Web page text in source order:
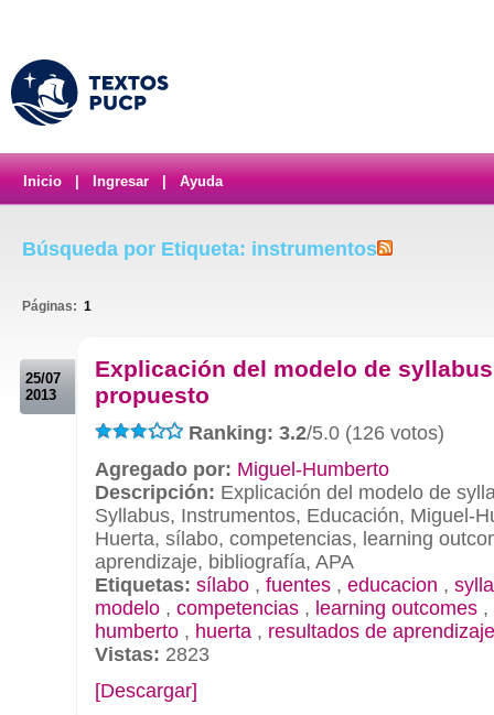
Inicio Ingresar Ayuda
Búsqueda por Etiqueta: instrumentos
Páginas: 1
25/07
2013
Explicación del modelo de syllabus
propuesto
Ranking: 3.2/5.0 (126 votos)
Agregado por: Miguel-Humberto
Descripción: Explicación del modelo de
Syllabus, Instrumentos, Educación, Miguel-
Huerta, sílabo, competencias, learning
aprendizaje, bibliografía, APA
Etiquetas: sílabo , fuentes , educacion ,
modelo , competencias , learning outcomes ,
humberto , huerta , resultados de aprendizaje
Vistas: 2823
[Descargar]